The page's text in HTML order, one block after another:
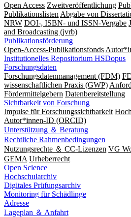
Open Access Zweitveröffentlichung
Publikationslisten Abgabe von
NRW DOI-, ISBN- und ISSN-Vergabe
and Broadcasting (jvrb)
Publikationsförderung
Open-Access-Publikationsfonds
Institutionelles Repositorium HSDopus
Forschungsdaten
Forschungsdatenmanagement (FDM)
wissenschaftlichen Praxis (GWP)
Fördermittelgebern Datenbereitstellung
Sichtbarkeit von Forschung
Impulse für Forschungssichtbarkeit
Autor*innen-ID (ORCID)
Unterstützung ＆ Beratung
Rechtliche Rahmenbedingungen
Nutzungsrechte ＆ CC-Lizenzen VG
GEMA Urheberrecht
Open Science
Hochschularchiv
Digitales Prüfungsarchiv
Monitoring für Schädlinge
Adresse
Lageplan ＆ Anfahrt